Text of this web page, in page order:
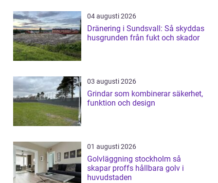
04 augusti 2026
Dränering i Sundsvall: Så skyddas
husgrunden från fukt och skador
03 augusti 2026
Grindar som kombinerar säkerhet,
funktion och design
01 augusti 2026
Golvläggning stockholm så
skapar proffs hållbara golv i
huvudstaden